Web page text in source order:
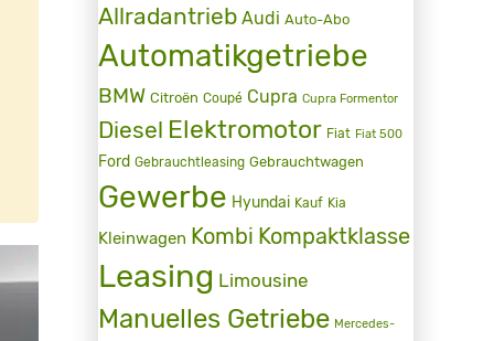
Allradantrieb Audi Auto-Abo
Automatikgetriebe
BMW Citroën Coupé Cupra Cupra Formentor
Diesel Elektromotor Fiat Fiat 500
Ford Gebrauchtleasing Gebrauchtwagen
Gewerbe Hyundai Kauf Kia
Kleinwagen Kombi Kompaktklasse
Leasing Limousine
Manuelles Getriebe Mercedes-